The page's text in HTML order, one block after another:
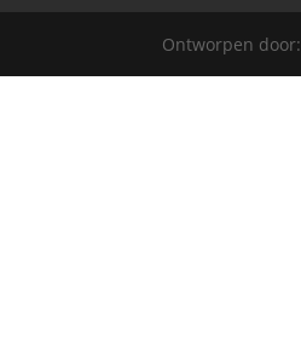
Ontworpen door: